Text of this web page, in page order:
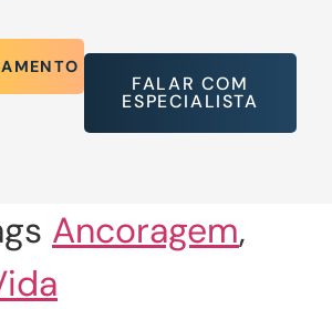
FALAR COM
ESPECIALISTA
Ancoragem,